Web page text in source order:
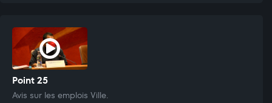
Point 25
Avis sur les emplois Ville.